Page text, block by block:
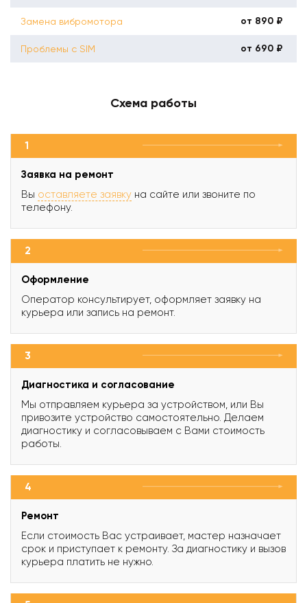
Замена вибромотора от 890 ₽
Проблемы с SIM от 690 ₽
Схема работы
1
Заявка на ремонт
Вы оставляете заявку на сайте или звоните по
телефону.
2
Оформление
Оператор консультирует, оформляет заявку на
курьера или запись на ремонт.
3
Диагностика и согласование
Мы отправляем курьера за устройством, или Вы
привозите устройство самостоятельно. Делаем
диагностику и согласовываем с Вами стоимость
работы.
4
Ремонт
Если стоимость Вас устраивает, мастер назначает
срок и приступает к ремонту. За диагностику и вызов
курьера платить не нужно.